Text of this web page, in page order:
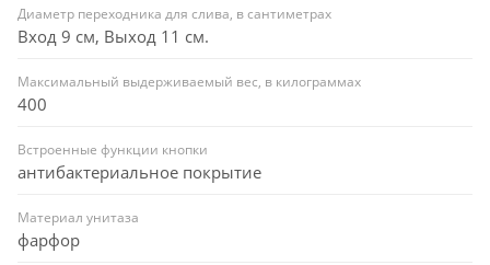
Диаметр переходника для слива, в сантиметрах
Вход 9 см, Выход 11 см.
Максимальный выдерживаемый вес, в килограммах
400
Встроенные функции кнопки
антибактериальное покрытие
Материал унитаза
фарфор